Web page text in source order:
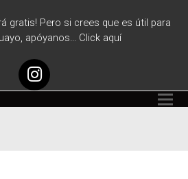
gratis! Pero si crees que es útil para
apóyanos… Click aquí
Instagram